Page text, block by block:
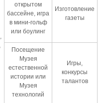
открытом
бассейне, игра
в мини-гольф
или боулинг
Изготовление
газеты
Посещение
Музея
естественной
истории или
Музея
технологий
Игры,
конкурсы
талантов